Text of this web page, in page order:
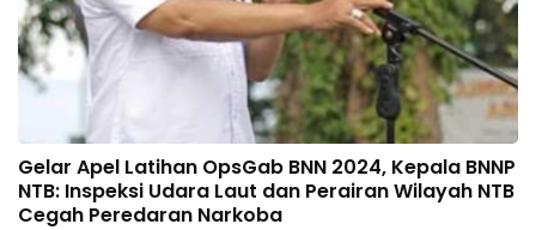
Gelar Apel Latihan OpsGab BNN 2024, Kepala BNNP
NTB: Inspeksi Udara Laut dan Perairan Wilayah NTB
Cegah Peredaran Narkoba